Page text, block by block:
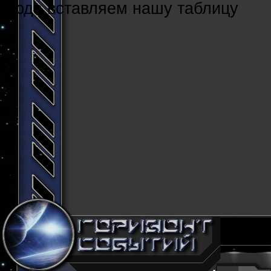
Cюда вставляем нашу таблицу